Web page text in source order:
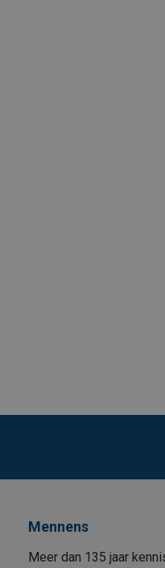
Mennens
Meer dan 135 jaar